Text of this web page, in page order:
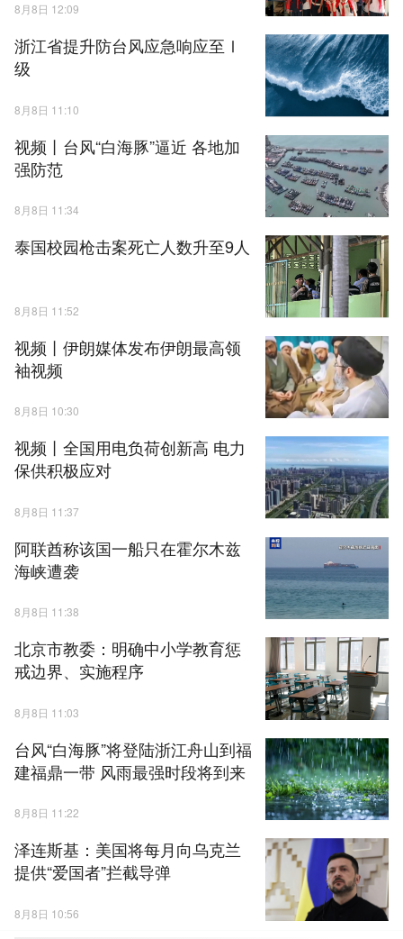
8月8日 12:09
浙江省提升防台风应急响应至Ⅰ
级
8月8日 11:10
视频丨台风“白海豚”逼近 各地加
强防范
8月8日 11:34
泰国校园枪击案死亡人数升至9人
8月8日 11:52
视频丨伊朗媒体发布伊朗最高领
袖视频
8月8日 10:30
视频丨全国用电负荷创新高 电力
保供积极应对
8月8日 11:37
阿联酋称该国一船只在霍尔木兹
海峡遭袭
8月8日 11:38
北京市教委：明确中小学教育惩
戒边界、实施程序
8月8日 11:03
台风“白海豚”将登陆浙江舟山到福
建福鼎一带 风雨最强时段将到来
8月8日 11:22
泽连斯基：美国将每月向乌克兰
提供“爱国者”拦截导弹
8月8日 10:56